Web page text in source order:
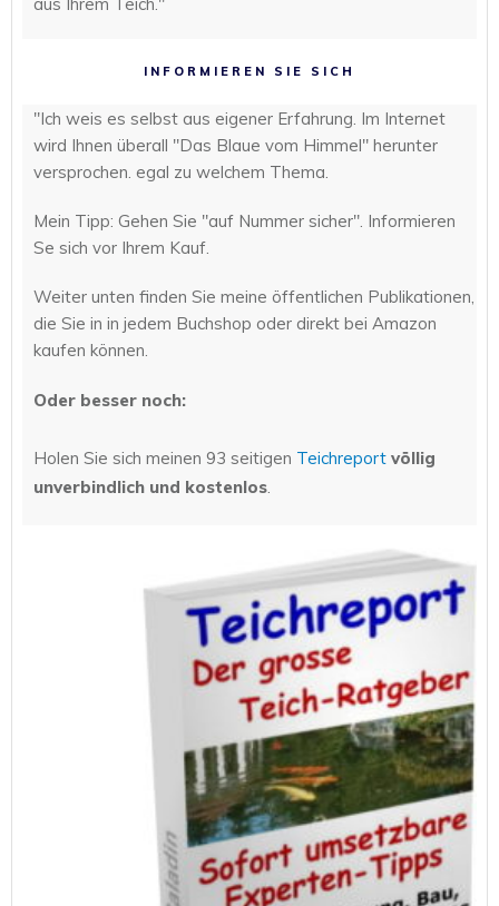
aus Ihrem Teich."
INFORMIEREN SIE SICH
"Ich weis es selbst aus eigener Erfahrung. Im Internet
wird Ihnen überall "Das Blaue vom Himmel" herunter
versprochen. egal zu welchem Thema.
Mein Tipp: Gehen Sie "auf Nummer sicher". Informieren
Se sich vor Ihrem Kauf.
Weiter unten finden Sie meine öffentlichen Publikationen,
die Sie in in jedem Buchshop oder direkt bei Amazon
kaufen können.
Oder besser noch:
Holen Sie sich meinen 93 seitigen Teichreport völlig
unverbindlich und kostenlos.